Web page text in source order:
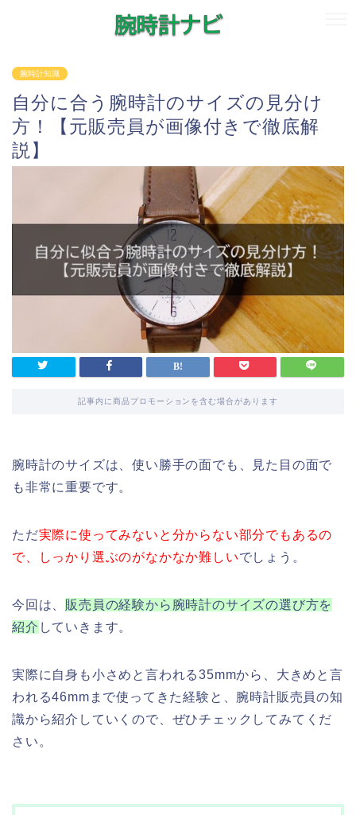
腕時計知識
自分に合う腕時計のサイズの見分け
方！【元販売員が画像付きで徹底解
説】
記事内に商品プロモーションを含む場合があります
腕時計のサイズは、使い勝手の面でも、見た目の面で
も非常に重要です。
ただ実際に使ってみないと分からない部分でもあるの
で、しっかり選ぶのがなかなか難しいでしょう。
今回は、 販売員の経験から腕時計のサイズの選び方を
紹介 していきます。
実際に自身も小さめと言われる35mmから、大きめと言
われる46mmまで使ってきた経験と、腕時計販売員の知
識から紹介していくので、ぜひチェックしてみてくだ
さい。